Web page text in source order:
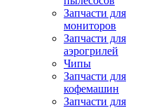
Запчасти для
мониторов
Запчасти для
аэрогрилей
Чипы
Запчасти для
кофемашин
Запчасти для